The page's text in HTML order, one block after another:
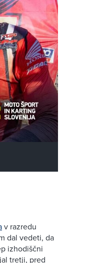
v razredu
dal vedeti, da
izhodiščni
tretji, pred